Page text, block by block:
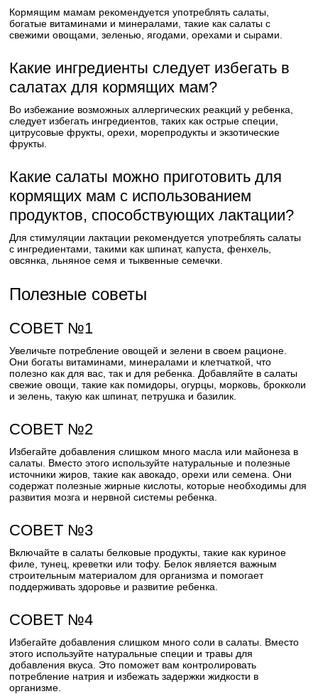
Кормящим мамам рекомендуется употреблять салаты,
богатые витаминами и минералами, такие как салаты с
свежими овощами, зеленью, ягодами, орехами и сырами.
Какие ингредиенты следует избегать в
салатах для кормящих мам?
Во избежание возможных аллергических реакций у ребенка,
следует избегать ингредиентов, таких как острые специи,
цитрусовые фрукты, орехи, морепродукты и экзотические
фрукты.
Какие салаты можно приготовить для
кормящих мам с использованием
продуктов, способствующих лактации?
Для стимуляции лактации рекомендуется употреблять салаты
с ингредиентами, такими как шпинат, капуста, фенхель,
овсянка, льняное семя и тыквенные семечки.
Полезные советы
СОВЕТ №1
Увеличьте потребление овощей и зелени в своем рационе.
Они богаты витаминами, минералами и клетчаткой, что
полезно как для вас, так и для ребенка. Добавляйте в салаты
свежие овощи, такие как помидоры, огурцы, морковь, брокколи
и зелень, такую как шпинат, петрушка и базилик.
СОВЕТ №2
Избегайте добавления слишком много масла или майонеза в
салаты. Вместо этого используйте натуральные и полезные
источники жиров, такие как авокадо, орехи или семена. Они
содержат полезные жирные кислоты, которые необходимы для
развития мозга и нервной системы ребенка.
СОВЕТ №3
Включайте в салаты белковые продукты, такие как куриное
филе, тунец, креветки или тофу. Белок является важным
строительным материалом для организма и помогает
поддерживать здоровье и развитие ребенка.
СОВЕТ №4
Избегайте добавления слишком много соли в салаты. Вместо
этого используйте натуральные специи и травы для
добавления вкуса. Это поможет вам контролировать
потребление натрия и избежать задержки жидкости в
организме.